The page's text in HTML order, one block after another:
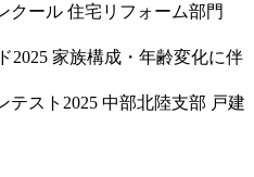
クール 住宅リフォーム部門
2025 家族構成・年齢変化に伴
テスト2025 中部北陸支部 戸建